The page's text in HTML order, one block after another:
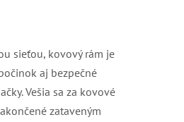
sieťou, kovový rám je
aj bezpečné
Vešia sa za kovové
zataveným